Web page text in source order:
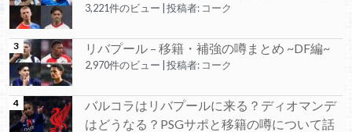
3,221件のビュー |投稿者: コーク
リバプール – 移籍・補強の噂まとめ ~DF編~
2,970件のビュー |投稿者: コーク
バルコラはリバプールに来る？ディオマンデ
はどうなる？PSGサポと移籍の噂について話